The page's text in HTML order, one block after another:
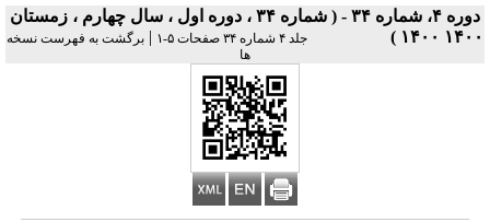
دوره ۴، شماره ۳۴ - ( شماره ۳۴ ، دوره اول ، سال چهارم ، زمستان
۱۴۰۰ ۱۴۰۰ )
جلد ۴ شماره ۳۴ صفحات ۵-۱ | برگشت به فهرست نسخه
ها